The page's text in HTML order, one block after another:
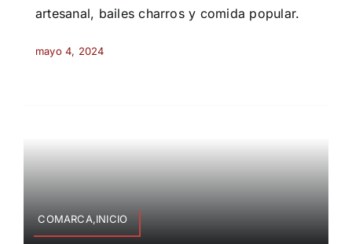
artesanal, bailes charros y comida popular.
mayo 4, 2024
COMARCA,INICIO